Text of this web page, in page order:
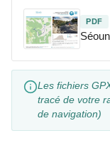
PDF
Les fichiers
tracé de votre
de navigation)